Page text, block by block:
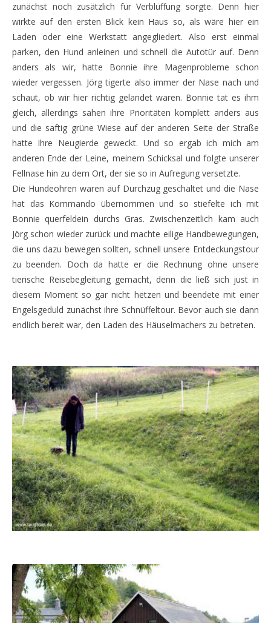
zunächst noch zusätzlich für Verblüffung sorgte. Denn hier
wirkte auf den ersten Blick kein Haus so, als wäre hier ein
Laden oder eine Werkstatt angegliedert. Also erst einmal
parken, den Hund anleinen und schnell die Autotür auf. Denn
anders als wir, hatte Bonnie ihre Magenprobleme schon
wieder vergessen. Jörg tigerte also immer der Nase nach und
schaut, ob wir hier richtig gelandet waren. Bonnie tat es ihm
gleich, allerdings sahen ihre Prioritäten komplett anders aus
und die saftig grüne Wiese auf der anderen Seite der Straße
hatte Ihre Neugierde geweckt. Und so ergab ich mich am
anderen Ende der Leine, meinem Schicksal und folgte unserer
Fellnase hin zu dem Ort, der sie so in Aufregung versetzte.
Die Hundeohren waren auf Durchzug geschaltet und die Nase
hat das Kommando übernommen und so stiefelte ich mit
Bonnie querfeldein durchs Gras. Zwischenzeitlich kam auch
Jörg schon wieder zurück und machte eilige Handbewegungen,
die uns dazu bewegen sollten, schnell unsere Entdeckungstour
zu beenden. Doch da hatte er die Rechnung ohne unsere
tierische Reisebegleitung gemacht, denn die ließ sich just in
diesem Moment so gar nicht hetzen und beendete mit einer
Engelsgeduld zunächst ihre Schnüffeltour. Bevor auch sie dann
endlich bereit war, den Laden des Häuselmachers zu betreten.